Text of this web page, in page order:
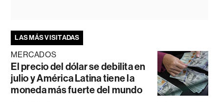
LAS MÁS VISITADAS
MERCADOS
El precio del dólar se debilita en
julio y América Latina tiene la
moneda más fuerte del mundo